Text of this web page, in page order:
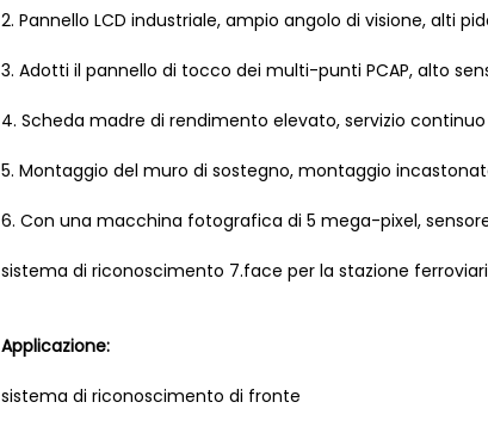
2. Pannello LCD industriale, ampio angolo di visione, alti
3. Adotti il pannello di tocco dei multi-punti PCAP, alto
4. Scheda madre di rendimento elevato, servizio continuo
5. Montaggio del muro di sostegno, montaggio
6. Con una macchina fotografica di 5 mega-pixel,
sistema di riconoscimento 7.face per la stazione
Applicazione:
sistema di riconoscimento di fronte